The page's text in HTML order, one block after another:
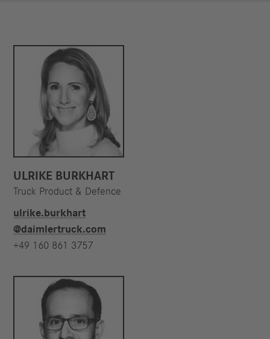
ULRIKE BURKHART
Truck Product & Defence
ulrike.burkhart​
@daimlertruck.com
+49 160 861 3757